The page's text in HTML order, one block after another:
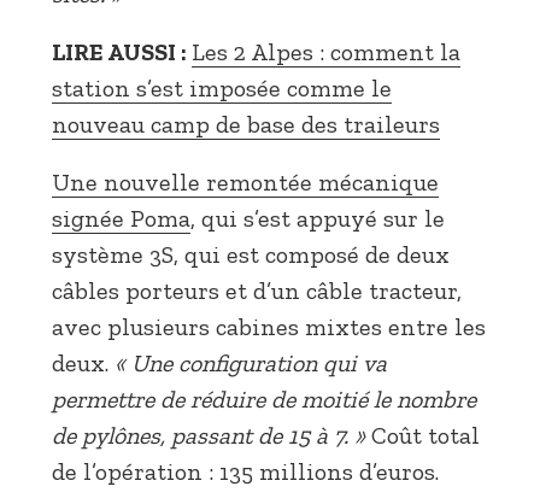
LIRE AUSSI : Les 2 Alpes : comment la
station s’est imposée comme le
nouveau camp de base des traileurs
Une nouvelle remontée mécanique
signée Poma, qui s’est appuyé sur le
système 3S, qui est composé de deux
câbles porteurs et d’un câble tracteur,
avec plusieurs cabines mixtes entre les
deux. « Une configuration qui va
permettre de réduire de moitié le nombre
de pylônes, passant de 15 à 7. »Coût total
de l’opération : 135 millions d’euros.